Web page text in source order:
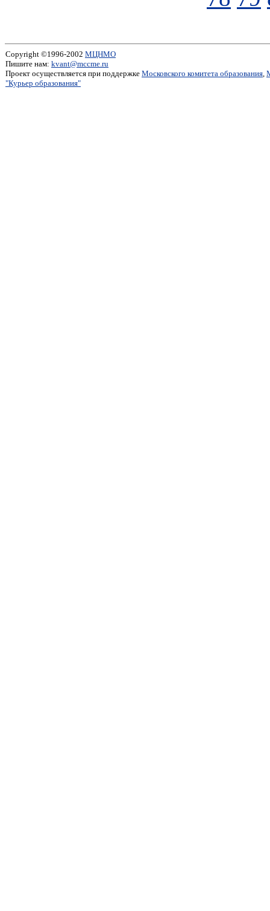
Copyright ©1996-2002 МЦНМО
Пишите нам: kvant@mccme.ru
Проект осуществляется при поддержке Московского комитета образования,
"Курьер образования"